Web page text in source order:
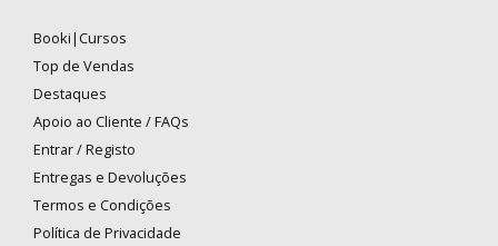
Booki|Cursos
Top de Vendas
Destaques
Apoio ao Cliente / FAQs
Entrar / Registo
Entregas e Devoluções
Termos e Condições
Política de Privacidade